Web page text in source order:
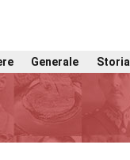
Generale Storia